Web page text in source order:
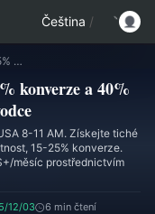
Čeština /
MICO Live Tiché hodiny: 15-25% konverze a 40% návratnost – Průvodce
konverze a 40%
8-11 AM. Získejte tiché
15-25% konverze.
měsíc prostřednictvím
12/03 6 min čtení